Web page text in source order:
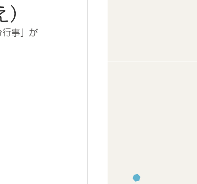
行事」が